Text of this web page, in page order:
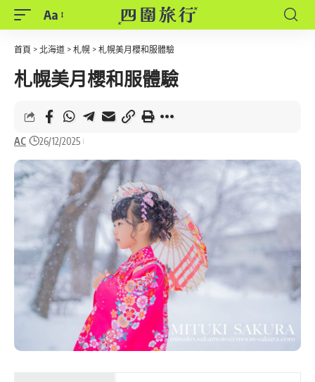
Font
Resizer
Aa
首頁 > 北海道 > 札幌 > 札幌美月櫻和服體驗
札幌美月櫻和服體驗
AC 26/12/2025